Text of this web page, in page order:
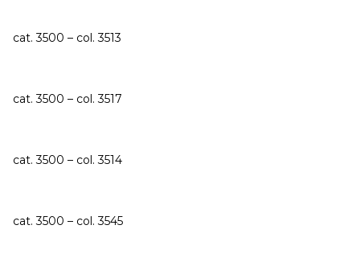
cat. 3500 – col. 3513
cat. 3500 – col. 3517
cat. 3500 – col. 3514
cat. 3500 – col. 3545